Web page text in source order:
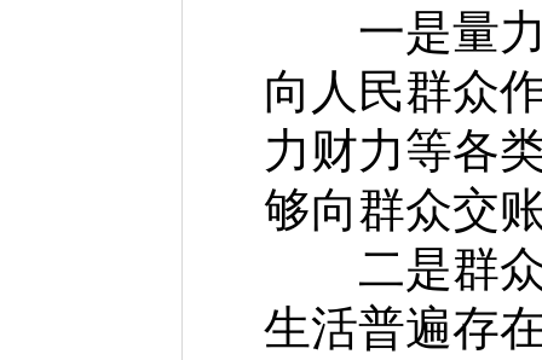
一是量力
向人民群众
力财力等各
够向群众交
二是群众
生活普遍存